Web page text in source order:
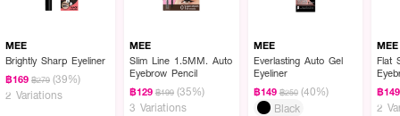
MEE
Brightly Sharp Eyeliner
฿169 ฿279 (39%)
2 Variations
MEE
Slim Line 1.5MM. Auto
Eyebrow Pencil
฿129 ฿199 (35%)
3 Variations
MEE
Everlasting Auto Gel
Eyeliner
฿149 ฿250 (40%)
Black
MEE
Flat
฿149
2